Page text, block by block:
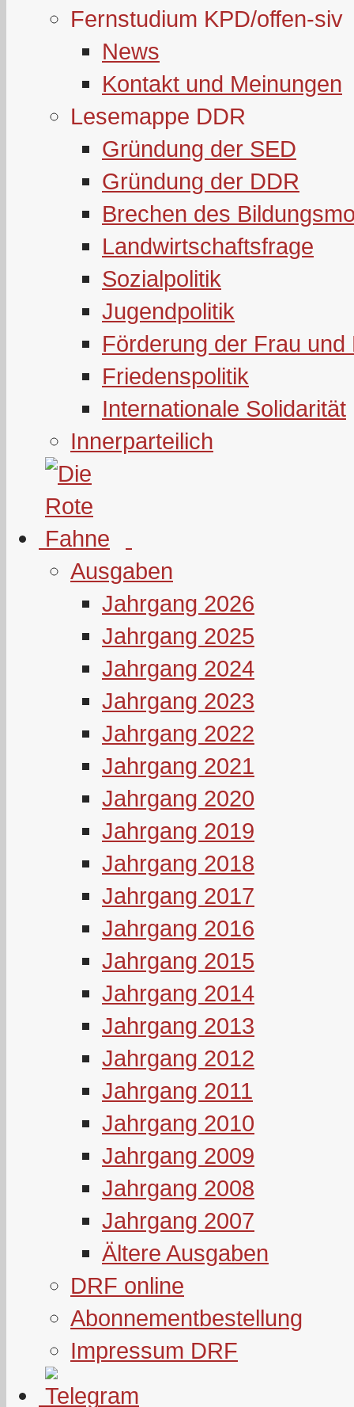
Fernstudium KPD/offen-siv
News
Kontakt und Meinungen
Lesemappe DDR
Gründung der SED
Gründung der DDR
Brechen des
Landwirtschaftsfrage
Sozialpolitik
Jugendpolitik
Förderung der Frau und
Friedenspolitik
Internationale Solidarität
Innerparteilich
Ausgaben
Jahrgang 2026
Jahrgang 2025
Jahrgang 2024
Jahrgang 2023
Jahrgang 2022
Jahrgang 2021
Jahrgang 2020
Jahrgang 2019
Jahrgang 2018
Jahrgang 2017
Jahrgang 2016
Jahrgang 2015
Jahrgang 2014
Jahrgang 2013
Jahrgang 2012
Jahrgang 2011
Jahrgang 2010
Jahrgang 2009
Jahrgang 2008
Jahrgang 2007
Ältere Ausgaben
DRF online
Abonnementbestellung
Impressum DRF